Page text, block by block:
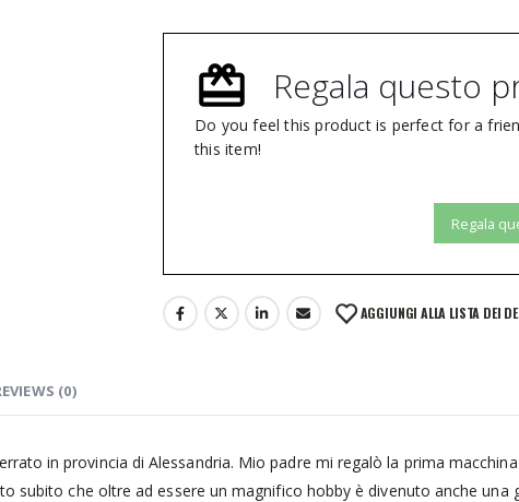
Regala questo
Do you feel this product is perfect for a
this item!
Regala
AGGIUNGI ALLA LISTA DEI
(0)
in provincia di Alessandria. Mio padre mi regalò la prima
subito che oltre ad essere un magnifico hobby è divenuto anche una